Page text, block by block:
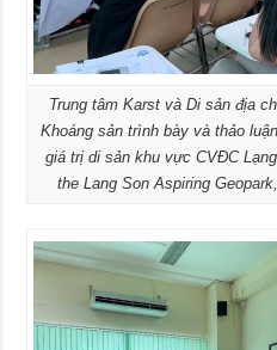
Trung tâm Karst và Di sản địa
Khoáng sản trình bày và thảo
giá trị di sản khu vực CVĐC
the Lang Son Aspiring